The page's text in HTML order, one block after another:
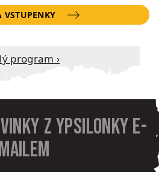
VSTUPENKY
program ›
z Ypsilonky e-